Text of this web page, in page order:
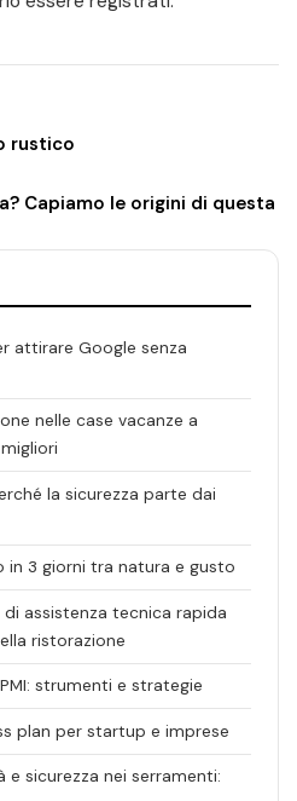
rustico
Capiamo le origini di questa
attirare Google senza
nelle case vacanze a
la sicurezza parte dai
in 3 giorni tra natura e gusto
di assistenza tecnica rapida
ristorazione
strumenti e strategie
plan per startup e imprese
sicurezza nei serramenti: